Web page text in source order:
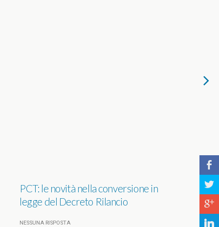
PCT: le novità nella conversione in
legge del Decreto Rilancio
NESSUNA RISPOSTA
b
a
c
j